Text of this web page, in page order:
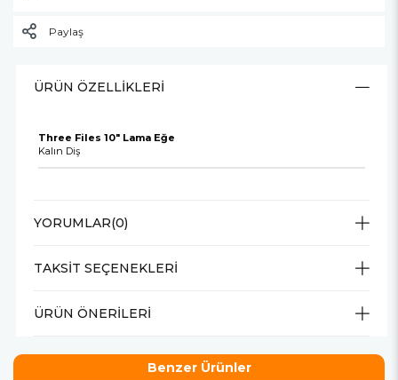
Paylaş
ÜRÜN ÖZELLIKLERI
Three Files 10" Lama Eğe
Kalın Diş
YORUMLAR(0)
TAKSIT SEÇENEKLERI
ÜRÜN ÖNERILERI
Benzer Ürünler